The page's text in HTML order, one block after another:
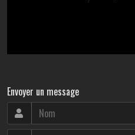
Envoyer un message